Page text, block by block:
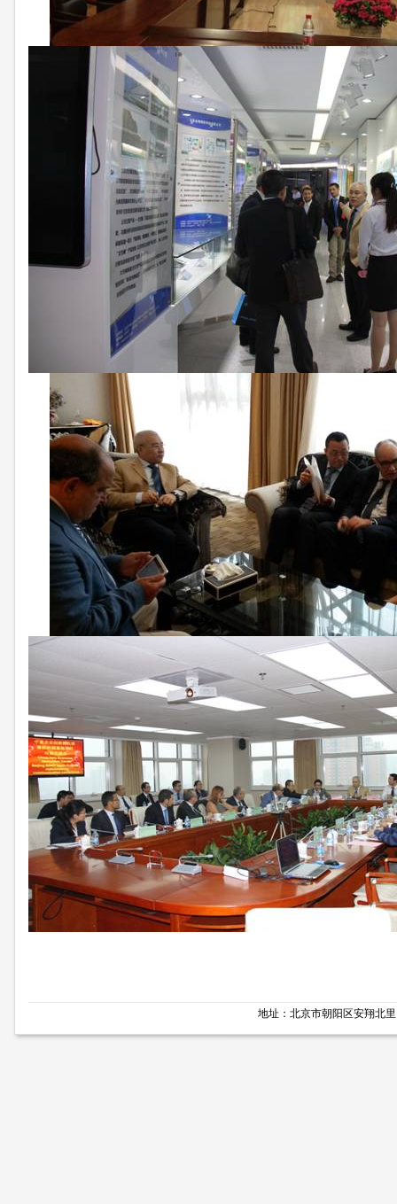
地址：北京市朝阳区安翔北里